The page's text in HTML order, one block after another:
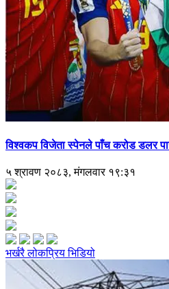
विश्वकप विजेता स्पेनले पाँच करोड डलर
५ श्रावण २०८३, मंगलवार १९:३१
भर्खरैलोकप्रियभिडियो